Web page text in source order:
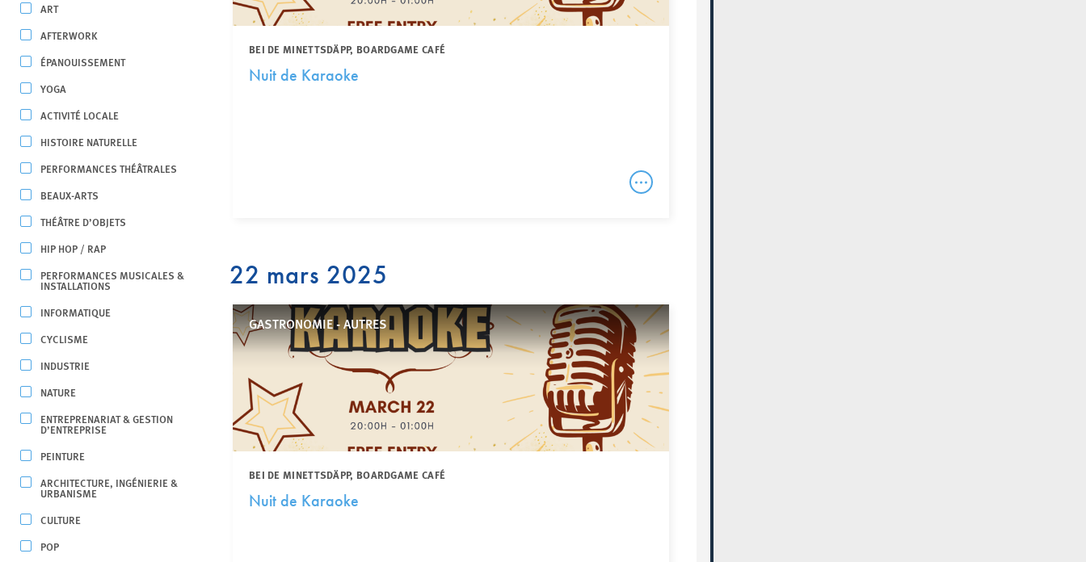
ART
AFTERWORK
ÉPANOUISSEMENT
YOGA
ACTIVITÉ LOCALE
HISTOIRE NATURELLE
PERFORMANCES THÉÂTRALES
BEAUX-ARTS
THÉÂTRE D’OBJETS
HIP HOP / RAP
PERFORMANCES MUSICALES &
INSTALLATIONS
INFORMATIQUE
CYCLISME
INDUSTRIE
NATURE
ENTREPRENARIAT & GESTION
D’ENTREPRISE
PEINTURE
ARCHITECTURE, INGÉNIERIE &
URBANISME
CULTURE
POP
BEI DE MINETTSDÄPP, BOARDGAME CAFÉ
Nuit de Karaoke
22 mars 2025
GASTRONOMIE - AUTRES
BEI DE MINETTSDÄPP, BOARDGAME CAFÉ
Nuit de Karaoke